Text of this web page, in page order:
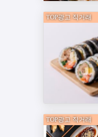
TOP광고 직거래
TOP광고 직거래